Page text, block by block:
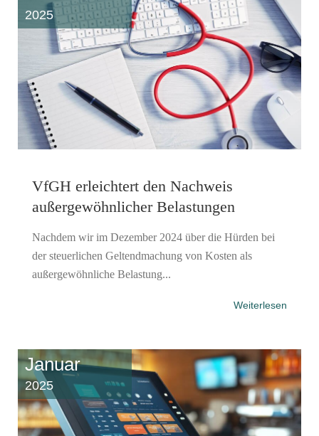
2025
VfGH erleichtert den Nachweis
außergewöhnlicher Belastungen
Nachdem wir im Dezember 2024 über die Hürden bei
der steuerlichen Geltendmachung von Kosten als
außergewöhnliche Belastung...
Weiterlesen
Januar
2025